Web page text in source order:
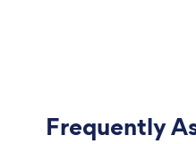
Frequently